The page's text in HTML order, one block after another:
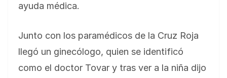
ayuda médica.
Junto con los paramédicos de la Cruz Roja
llegó un ginecólogo, quien se identificó
como el doctor Tovar y tras ver a la niña dijo